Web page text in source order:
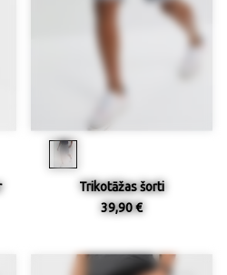
Trikotāžas šorti
39,90 €